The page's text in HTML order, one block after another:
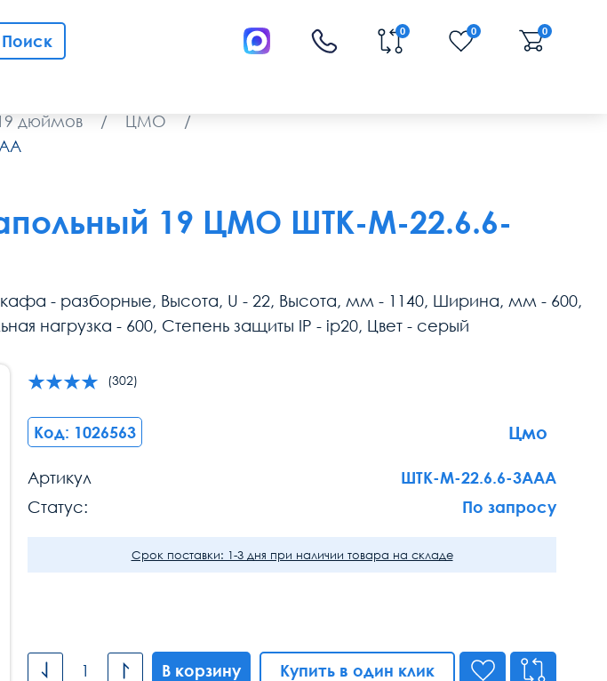
Поиск
0 0 0
дюймов / ЦМО
/
19 ЦМО ШТК-М-22.6.6-
- разборные, Высота, U - 22, Высота, мм - 1140, Ширина, мм - 600,
нагрузка - 600, Степень защиты IP - ip20, Цвет - серый
(302)
Код: 1026563 Цмо
Артикул
ШТК-М-22.6.6-3ААА
Статус:
По запросу
Срок поставки: 1-3 дня при наличии товара на складе
В корзину Купить в один клик